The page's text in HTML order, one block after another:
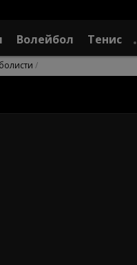
Волейбол Тенис